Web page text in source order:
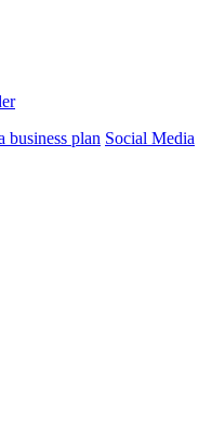
business plan Social Media